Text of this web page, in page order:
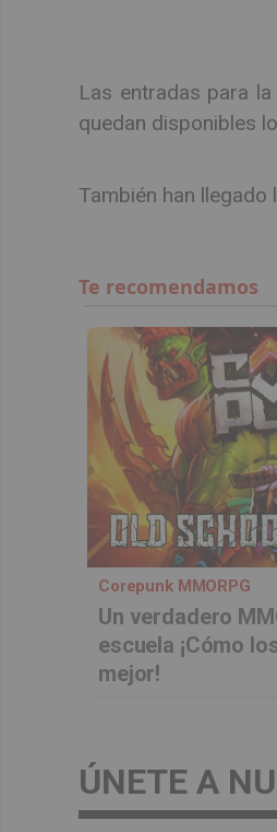
Las entradas para
quedan disponibles
También han
Corepunk MMORPG
Un verdadero
escuela ¡Cómo
mejor!
ÚNETE A